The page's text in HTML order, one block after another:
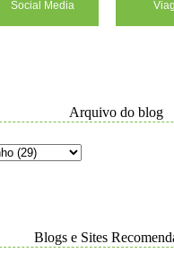
Social Media
Arquivo do blog
Blogs e Sites